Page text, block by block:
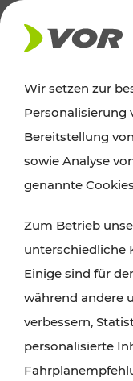
AKTUELLES
News
Alle wichtigen
finden Sie hier
Wir setzen zur
Personalisierung
Bereitstellung
sowie Analyse
genannte
Zum Betrieb
unterschiedliche
Einige sind für
während andere
verbessern,
personalisierte